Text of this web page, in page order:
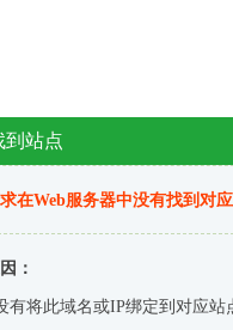
到站点
在Web服务器中没有找到对
：
有将此域名或IP绑定到对应站